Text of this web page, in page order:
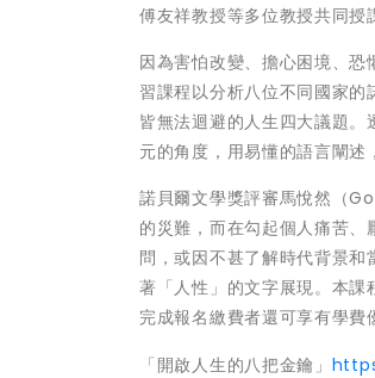
傅友祥教授等多位教授共同授
因為害怕改變、擔心困境、
習課程以分析八位不同國家
皆無法迴避的人生四大議題
元的角度，用易懂的語言闡述
諾貝爾文學獎評審馬悅然（
的災難，而在勾起個人痛苦
問，或因不甚了解時代背景
著「人性」的文字展現。本課
完成報名繳費者還可享有學
「開啟人生的八把金鑰」